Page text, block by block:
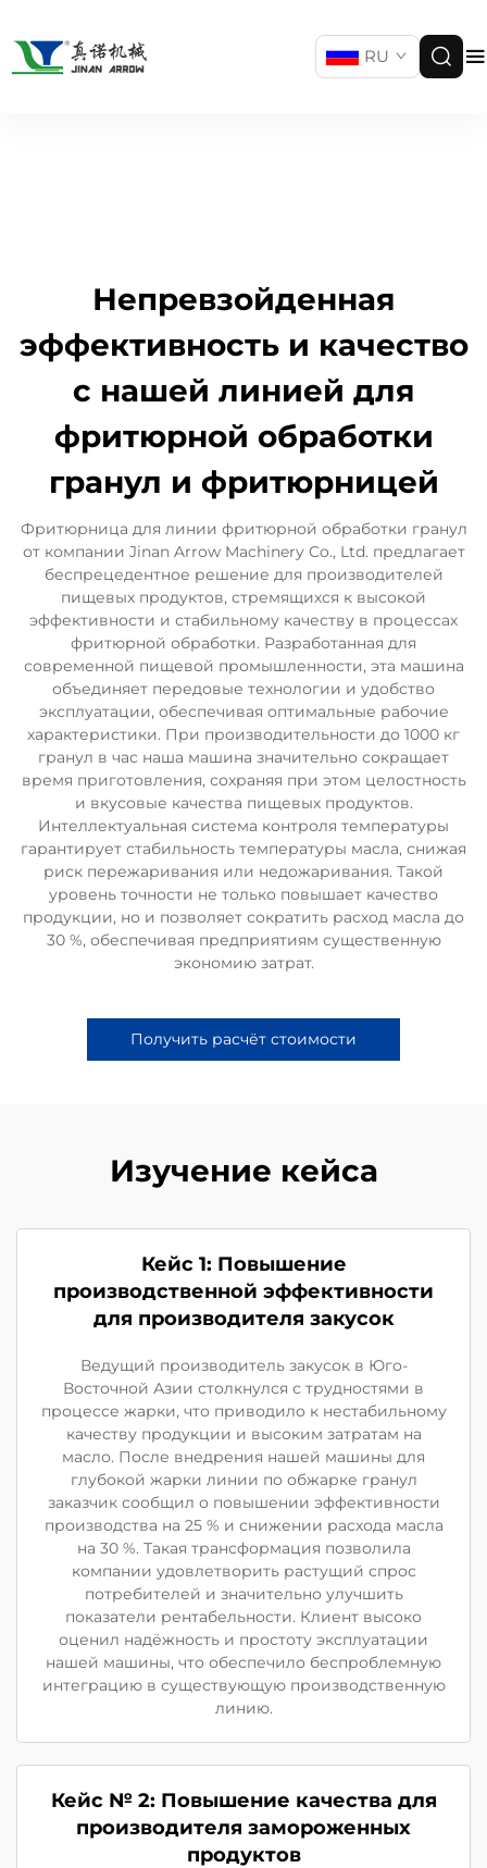
RU
Непревзойденная
эффективность и качество
с нашей линией для
фритюрной обработки
гранул и фритюрницей
Фритюрница для линии фритюрной обработки гранул
от компании Jinan Arrow Machinery Co., Ltd. предлагает
беспрецедентное решение для производителей
пищевых продуктов, стремящихся к высокой
эффективности и стабильному качеству в процессах
фритюрной обработки. Разработанная для
современной пищевой промышленности, эта машина
объединяет передовые технологии и удобство
эксплуатации, обеспечивая оптимальные рабочие
характеристики. При производительности до 1000 кг
гранул в час наша машина значительно сокращает
время приготовления, сохраняя при этом целостность
и вкусовые качества пищевых продуктов.
Интеллектуальная система контроля температуры
гарантирует стабильность температуры масла, снижая
риск пережаривания или недожаривания. Такой
уровень точности не только повышает качество
продукции, но и позволяет сократить расход масла до
30 %, обеспечивая предприятиям существенную
экономию затрат.
Получить расчёт стоимости
Изучение кейса
Кейс 1: Повышение
производственной эффективности
для производителя закусок
Ведущий производитель закусок в Юго-
Восточной Азии столкнулся с трудностями в
процессе жарки, что приводило к нестабильному
качеству продукции и высоким затратам на
масло. После внедрения нашей машины для
глубокой жарки линии по обжарке гранул
заказчик сообщил о повышении эффективности
производства на 25 % и снижении расхода масла
на 30 %. Такая трансформация позволила
компании удовлетворить растущий спрос
потребителей и значительно улучшить
показатели рентабельности. Клиент высоко
оценил надёжность и простоту эксплуатации
нашей машины, что обеспечило беспроблемную
интеграцию в существующую производственную
линию.
Кейс № 2: Повышение качества для
производителя замороженных
продуктов